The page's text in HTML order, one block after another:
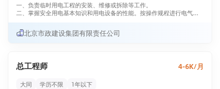
一、负责临时用电工程的安装、维修或拆除等工作。
二、掌握安全用电基本知识和用电设备的性能。按操作规程进行电气施
三、每天巡视检查电器设备、线路和保护电器设备的防护设施是否完
好，发现问题及时处理，严禁设备带病运行，并做好记录。
六、努力学习安全规程和电器安全技术，提高电器安全技术水平，参加
七、坚守岗位，遵守劳动纪律，不串岗。如有特殊任务时，电工要坚守
北京市政建设集团有限责任公司
总工程师 4-6K/月
大同 学历不限
1年以下